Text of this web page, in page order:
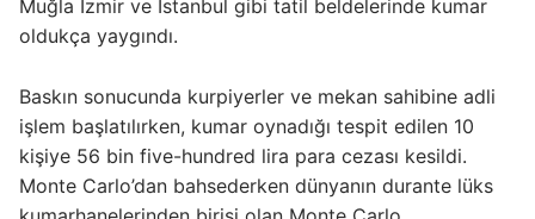
Muğla İzmir ve İstanbul gibi tatil beldelerinde kumar
oldukça yaygındı.
Baskın sonucunda kurpiyerler ve mekan sahibine adli
işlem başlatılırken, kumar oynadığı tespit edilen 10
kişiye 56 bin five-hundred lira para cezası kesildi.
Monte Carlo’dan bahsederken dünyanın durante lüks